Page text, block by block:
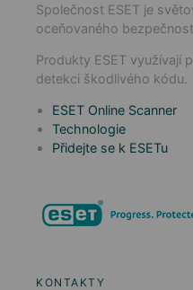
Společnost ESET je
oceňovaného
Produkty ESET využívají
detekci škodlivého kódu.
ESET Online Scanner
Technologie
Přidejte se k ESETu
KONTAKTY